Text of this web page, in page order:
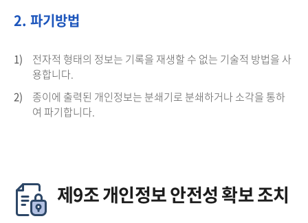
2. 파기방법
1)
전자적 형태의 정보는 기록을 재생할 수 없는 기술적 방법을 사
용합니다.
2)
종이에 출력된 개인정보는 분쇄기로 분쇄하거나 소각을 통하
여 파기합니다.
제9조 개인정보 안전성 확보 조치